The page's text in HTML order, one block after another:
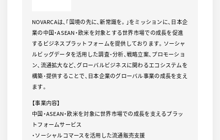
NOVARCAは、｢国境の先に、新常識を。｣をミッションに、日本企
業の中国・ASEAN・欧米を対象とする世界市場での成長を促進
するビジネスプラットフォームを提供しております。ソーシャ
ルビッグデータを活用した調査･分析、戦略立案、プロモーショ
ン、流通拡大など、グローバルビジネスに関わるエコシステムを
構築･提供することで、日本企業のグローバル事業の成長を支え
ます。
【事業内容】
中国・ASEAN・欧米を対象に世界市場での成長を支えるプラッ
トフォームサービス
・ソーシャルコマースを活用した流通販売支援